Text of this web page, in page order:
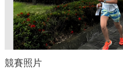
競賽照片